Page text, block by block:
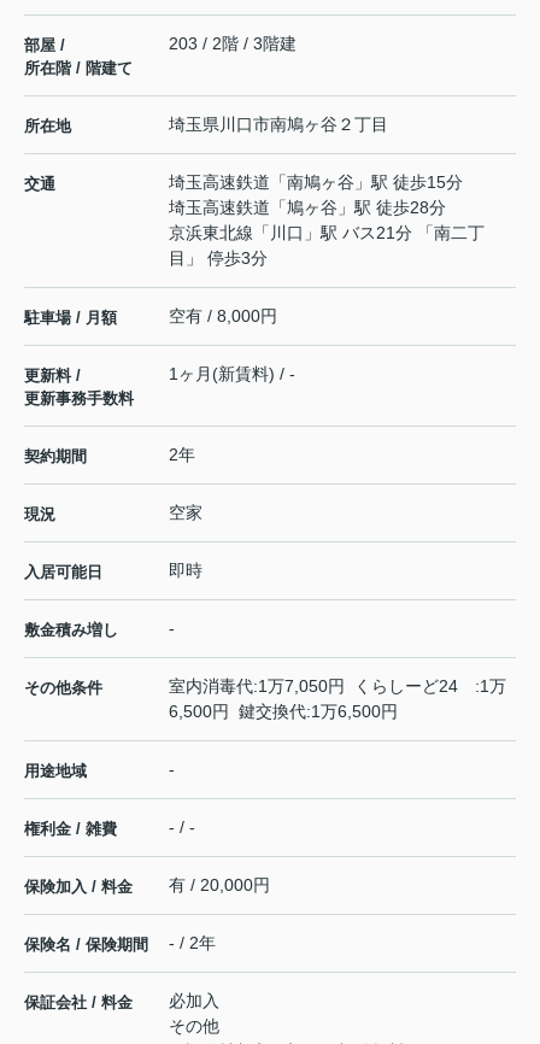
部屋 /
所在階 / 階建て
203 / 2階 / 3階建
所在地 埼玉県 川口市南鳩ヶ谷 ２丁目
交通 埼玉高速鉄道 「南鳩ヶ谷 」駅 徒歩15分
埼玉高速鉄道 「鳩ヶ谷 」駅 徒歩28分
京浜東北線 「 川口 」駅 バス21分 「南二丁
目」 停歩3分
駐車場 / 月額 空有 / 8,000円
更新料 /
更新事務手数料
1ヶ月(新賃料) / -
契約期間 2年
現況 空家
入居可能日 即時
敷金積み増し -
その他条件
室内消毒代:1万7,050円 くらしーど24 :1万
6,500円 鍵交換代:1万6,500円
用途地域 -
権利金 / 雑費 - / -
保険加入 / 料金 有 / 20,000円
保険名 / 保険期間 - / 2年
保証会社 / 料金
必加入
その他